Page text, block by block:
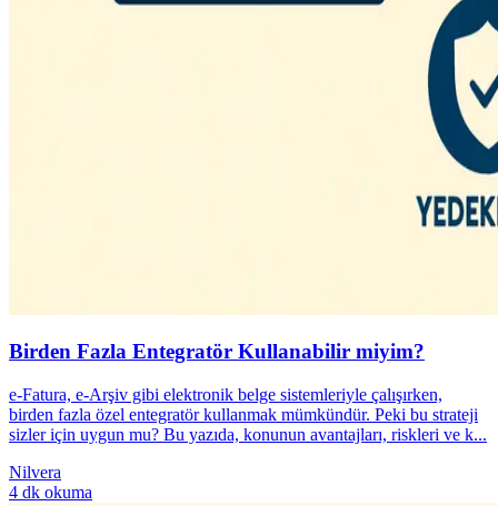
Birden Fazla Entegratör Kullanabilir miyim?
e‑Fatura, e‑Arşiv gibi elektronik belge sistemleriyle çalışırken,
birden fazla özel entegratör kullanmak mümkündür. Peki bu strateji
sizler için uygun mu? Bu yazıda, konunun avantajları, riskleri ve k...
Nilvera
4 dk okuma